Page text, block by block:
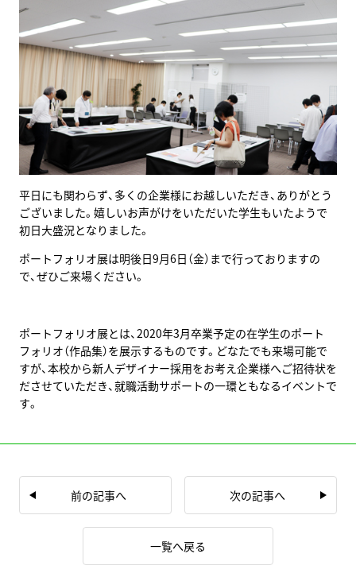
平日にも関わらず、多くの企業様にお越しいただき、ありがとう
ございました。嬉しいお声がけをいただいた学生もいたようで
初日大盛況となりました。
ポートフォリオ展は明後日9月6日（金）まで行っておりますの
で、ぜひご来場ください。
ポートフォリオ展とは、2020年3月卒業予定の在学生のポート
フォリオ（作品集）を展示するものです。どなたでも来場可能で
すが、本校から新人デザイナー採用をお考え企業様へご招待状を
ださせていただき、就職活動サポートの一環ともなるイベントで
す。
前の記事へ 次の記事へ
一覧へ戻る